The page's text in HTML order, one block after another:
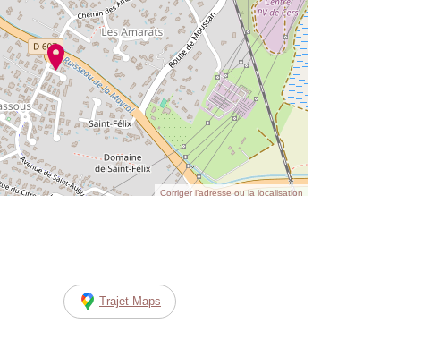
Corriger l’adresse ou la localisation
Trajet Maps